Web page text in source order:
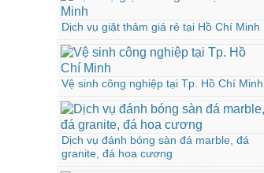
Dịch vụ giặt thảm giá rẻ tại Hồ Chí Minh
Vệ sinh công nghiệp tại Tp. Hồ Chí Minh
Dịch vụ đánh bóng sàn đá marble, đá
granite, đá hoa cương